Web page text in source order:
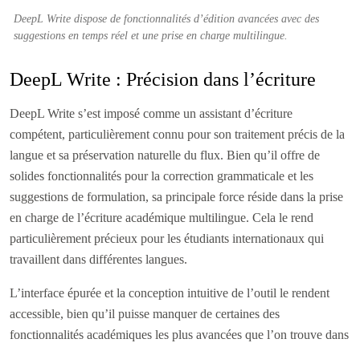
DeepL Write dispose de fonctionnalités d’édition avancées avec des
suggestions en temps réel et une prise en charge multilingue.
DeepL Write : Précision dans l’écriture
DeepL Write s’est imposé comme un assistant d’écriture
compétent, particulièrement connu pour son traitement précis de la
langue et sa préservation naturelle du flux. Bien qu’il offre de
solides fonctionnalités pour la correction grammaticale et les
suggestions de formulation, sa principale force réside dans la prise
en charge de l’écriture académique multilingue. Cela le rend
particulièrement précieux pour les étudiants internationaux qui
travaillent dans différentes langues.
L’interface épurée et la conception intuitive de l’outil le rendent
accessible, bien qu’il puisse manquer de certaines des
fonctionnalités académiques les plus avancées que l’on trouve dans